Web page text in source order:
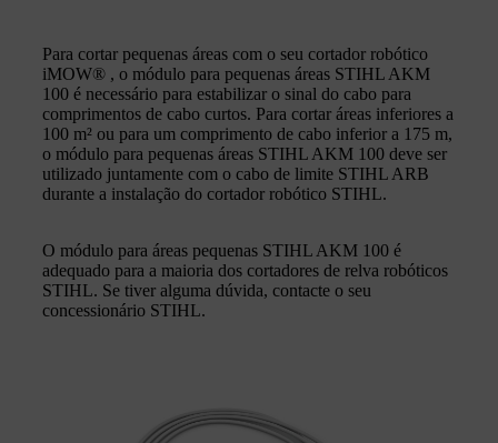
Para cortar pequenas áreas com o seu cortador robótico
iMOW® , o módulo para pequenas áreas STIHL AKM
100 é necessário para estabilizar o sinal do cabo para
comprimentos de cabo curtos. Para cortar áreas inferiores a
100 m² ou para um comprimento de cabo inferior a 175 m,
o módulo para pequenas áreas STIHL AKM 100 deve ser
utilizado juntamente com o cabo de limite STIHL ARB
durante a instalação do cortador robótico STIHL.
O módulo para áreas pequenas STIHL AKM 100 é
adequado para a maioria dos cortadores de relva robóticos
STIHL. Se tiver alguma dúvida, contacte o seu
concessionário STIHL.